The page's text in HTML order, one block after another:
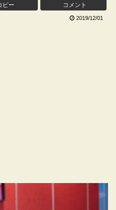
ピー コメント
2019/12/01